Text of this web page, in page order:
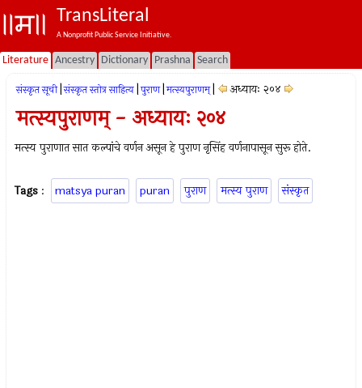
TransLiteral
A Nonprofit Public Service Initiative.
Literature Ancestry Dictionary Prashna Search
संस्कृत सूची संस्कृत स्तोत्र साहित्य पुराण मत्स्यपुराणम्‌ अध्यायः २०४
मत्स्यपुराणम् - अध्यायः २०४
मत्स्य पुराणात सात कल्पांचे वर्णन असून हे पुराण नृसिंह वर्णनापासून सुरू होते.
Tags : matsya puran puran पुराण मत्स्य पुराण संस्कृत